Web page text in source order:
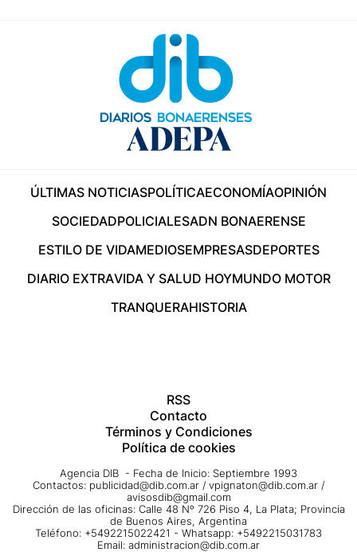
ÚLTIMAS NOTICIASPOLÍTICAECONOMÍAOPINIÓN
SOCIEDADPOLICIALESADN BONAERENSE
ESTILO DE VIDAMEDIOSEMPRESASDEPORTES
DIARIO EXTRAVIDA Y SALUD HOYMUNDO MOTOR
TRANQUERAHISTORIA
RSS
Contacto
Términos y Condiciones
Política de cookies
Agencia DIB - Fecha de Inicio: Septiembre 1993
Contactos: publicidad@dib.com.ar / vpignaton@dib.com.ar /
avisosdib@gmail.com
Dirección de las oficinas: Calle 48 Nº 726 Piso 4, La Plata; Provincia
de Buenos Aires, Argentina
Teléfono: +5492215022421 - Whatsapp: +5492215031783
Email: administracion@dib.com.ar